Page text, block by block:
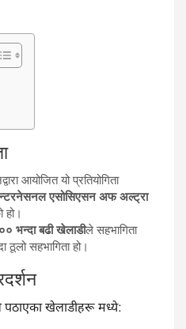
आयोजित यो प्रतियोगिता
एसोसिएसन अफ अल्ट्रा
हो।
भन्दा बढी खेलाडीले सहभागिता
सहभागिता हो।
खेलाडीहरू मध्ये: